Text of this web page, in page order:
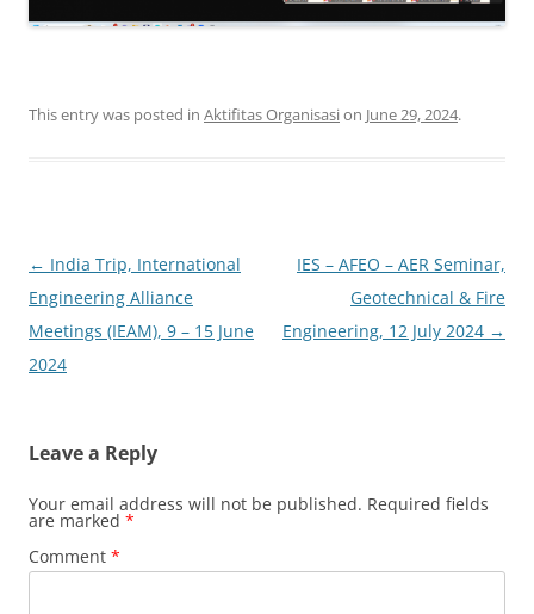
This entry was posted in Aktifitas Organisasion June 29, 2024.
Post
navigation
← India Trip, International
Engineering Alliance
Meetings (IEAM), 9 – 15 June
2024
IES – AFEO – AER Seminar,
Geotechnical & Fire
Engineering, 12 July 2024 →
Leave a Reply
Your email address will not be published. Required fields
are marked *
Comment *